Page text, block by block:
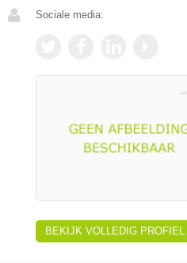
Sociale media:
BEKIJK VOLLEDIG PROFIEL